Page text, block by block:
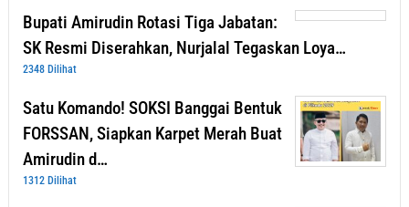
Bupati Amirudin Rotasi Tiga Jabatan:
SK Resmi Diserahkan, Nurjalal Tegaskan Loya…
2348 Dilihat
Satu Komando! SOKSI Banggai Bentuk
FORSSAN, Siapkan Karpet Merah Buat
Amirudin d…
1312 Dilihat